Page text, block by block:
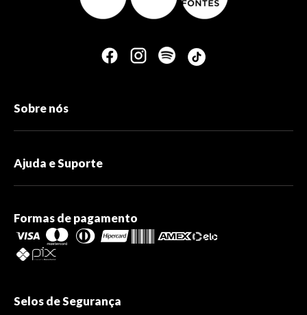
Sobre nós
Ajuda e Suporte
Formas de pagamento
Selos de Segurança